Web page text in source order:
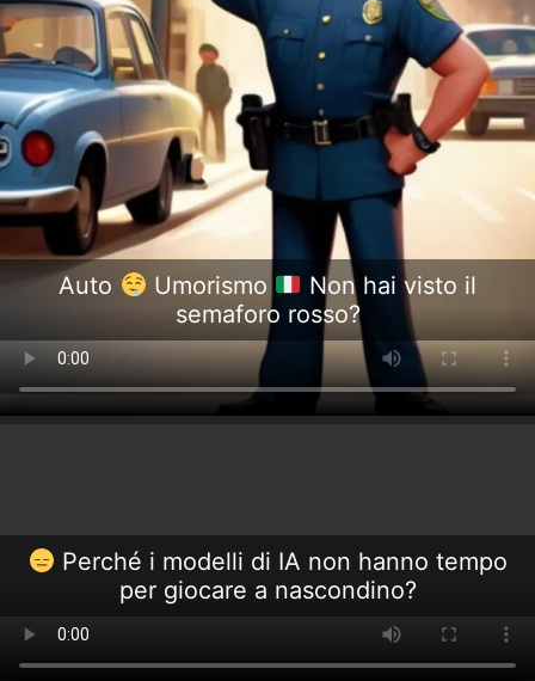
Auto Umorismo
Non hai visto il
semaforo rosso?
Perché i modelli di IA non hanno tempo
per giocare a nascondino?